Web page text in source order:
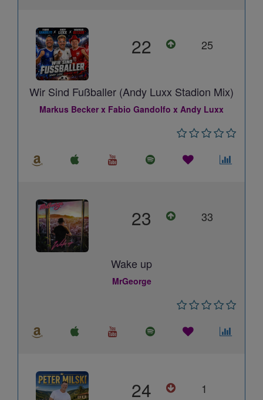
22 25
Wir Sind Fußballer (Andy Luxx Stadion Mix)
Markus Becker x Fabio Gandolfo x Andy Luxx
23 33
Wake up
MrGeorge
24 1